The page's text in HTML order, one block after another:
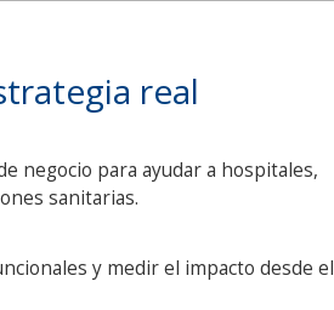
real
negocio para ayudar a hospitales,
sanitarias.
y medir el impacto desde el